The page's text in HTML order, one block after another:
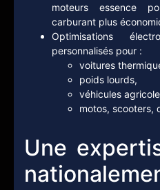
moteurs essence
carburant plus
Optimisations
personnalisés pour :
voitures
poids lourds,
véhicules
motos, scooters,
Une